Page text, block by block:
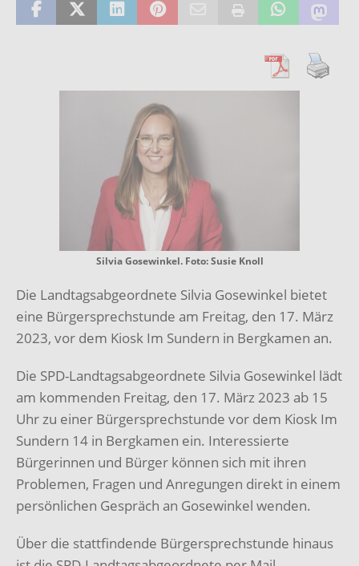
Silvia Gosewinkel. Foto: Susie Knoll
Die Landtagsabgeordnete Silvia Gosewinkel bietet
eine Bürgersprechstunde am Freitag, den 17. März
2023, vor dem Kiosk Im Sundern in Bergkamen an.
Die SPD-Landtagsabgeordnete Silvia Gosewinkel lädt
am kommenden Freitag, den 17. März 2023 ab 15
Uhr zu einer Bürgersprechstunde vor dem Kiosk Im
Sundern 14 in Bergkamen ein. Interessierte
Bürgerinnen und Bürger können sich mit ihren
Problemen, Fragen und Anregungen direkt in einem
persönlichen Gespräch an Gosewinkel wenden.
Über die stattfindende Bürgersprechstunde hinaus